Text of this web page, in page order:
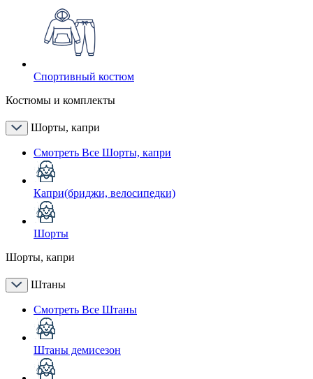
Спортивный костюм
Костюмы и комплекты
Шорты, капри
Смотреть Все Шорты, капри
Капри(бриджи, велосипедки)
Шорты
Шорты, капри
Штаны
Смотреть Все Штаны
Штаны демисезон